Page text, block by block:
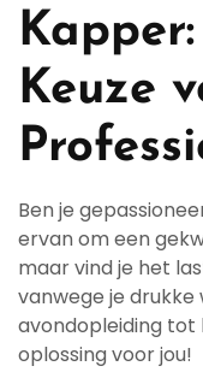
Keuze
Ben je
ervan om een
maar vind je het
vanwege je drukke
avondopleiding
oplossing voor jou!